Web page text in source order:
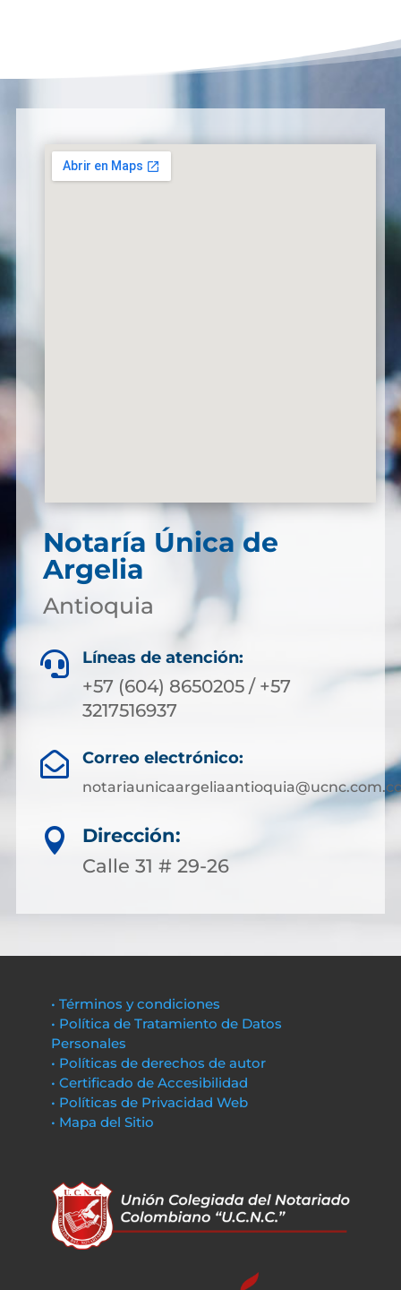
Notaría Única de
Argelia
Antioquia
 Líneas de atención:
+57 (604) 8650205 / +57
3217516937
 Correo electrónico:

Dirección:
Calle 31 # 29-26
• Términos y condiciones
• Política de Tratamiento de Datos
Personales
• Políticas de derechos de autor
• Certificado de Accesibilidad
• Políticas de Privacidad Web
• Mapa del Sitio